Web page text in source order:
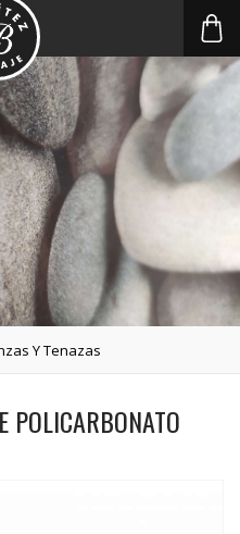
Y Tenazas
POLICARBONATO